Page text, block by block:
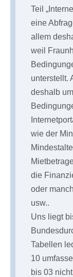
Teil
eine
allem
weil
unterstellt.
deshalb
wie der
die
oder
usw..
Uns liegt
Tabellen
10
bis 03